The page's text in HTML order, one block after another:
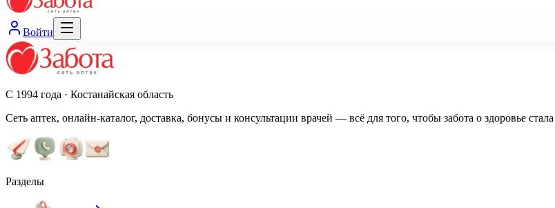
Войти
С 1994 года · Костанайская область
Сеть аптек, онлайн-каталог, доставка, бонусы и консультации врачей — всё для того, чтобы забота о здоровье
Разделы